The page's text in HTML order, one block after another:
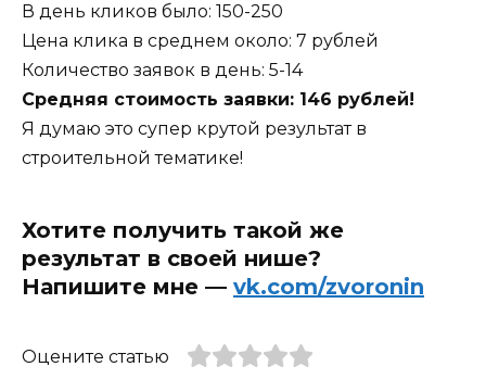
В день кликов было: 150-250
Цена клика в среднем около: 7 рублей
Количество заявок в день: 5-14
Средняя стоимость заявки: 146 рублей!
Я думаю это супер крутой результат в
строительной тематике!
Хотите получить такой же
результат в своей нише?
Напишите мне — vk.com/zvoronin
Оцените статью